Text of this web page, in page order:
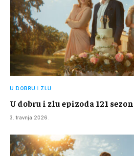
U DOBRU I ZLU
U dobru i zlu epizoda 121
3. travnja 2026.